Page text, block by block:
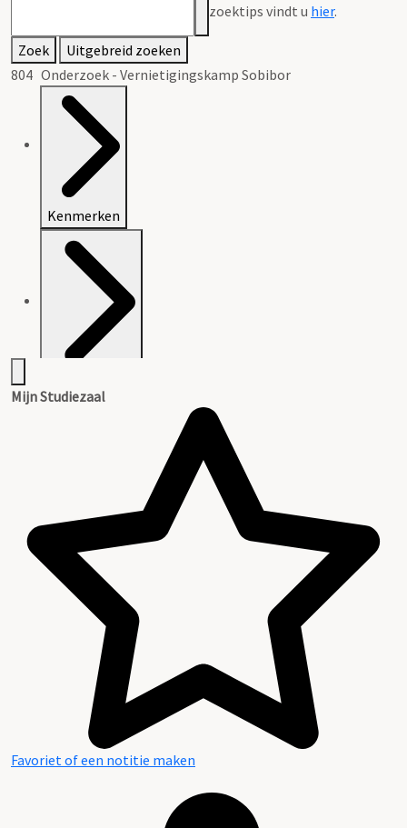
zoektips vindt u hier.
Zoek
Uitgebreid zoeken
804 Onderzoek - Vernietigingskamp Sobibor
Kenmerken
Geschiedenis
Mijn Studiezaal
Favoriet of een notitie maken